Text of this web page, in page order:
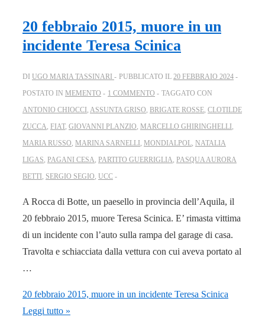
20 febbraio 2015, muore in un
incidente Teresa Scinica
DI UGO MARIA TASSINARI PUBBLICATO IL 20 FEBBRAIO 2024
POSTATO IN MEMENTO 1 COMMENTO
TAGGATO CON
ANTONIO CHIOCCI , ASSUNTA GRISO, BRIGATE ROSSE, CLOTILDE
ZUCCA, FIAT, GIOVANNI PLANZIO, MARCELLO GHIRINGHELLI ,
MARIA RUSSO, MARINA SARNELLI , MONDIALPOL, NATALIA
LIGAS, PAGANI CESA, PARTITO GUERRIGLIA, PASQUA AURORA
BETTI , SERGIO SEGIO, UCC
A Rocca di Botte, un paesello in provincia dell’Aquila, il
20 febbraio 2015, muore Teresa Scinica. E’ rimasta vittima
di un incidente con l’auto sulla rampa del garage di casa.
Travolta e schiacciata dalla vettura con cui aveva portato al
…
20 febbraio 2015, muore in un incidente Teresa Scinica
Leggi tutto »